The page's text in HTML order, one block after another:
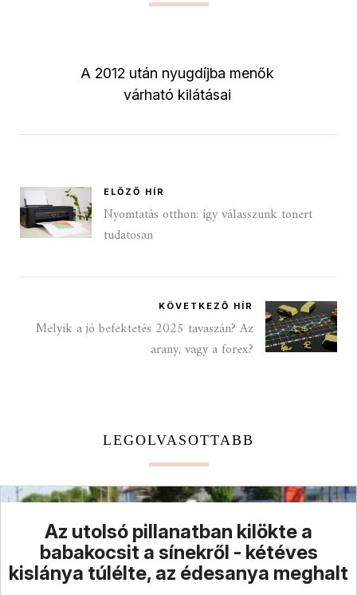
A 2012 után nyugdíjba menők
várható kilátásai
ELŐZŐ HÍR
Nyomtatás otthon: így válasszunk tonert
tudatosan
KÖVETKEZŐ HÍR
Melyik a jó befektetés 2025 tavaszán? Az
arany, vagy a forex?
LEGOLVASOTTABB
Az utolsó pillanatban kilökte a
babakocsit a sínekről - kétéves
kislánya túlélte, az édesanya meghalt